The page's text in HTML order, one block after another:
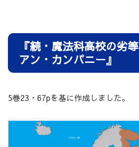
『続・魔法科高校の劣
アン・カンパニー』
5巻23・67pを基に作成しました。